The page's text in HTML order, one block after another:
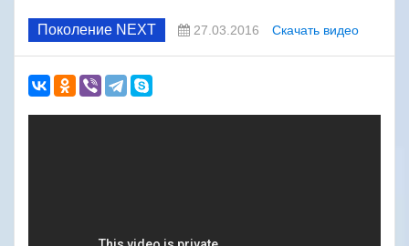
Поколение NEXT 27.03.2016 Скачать видео